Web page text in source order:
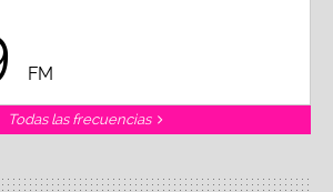
FM
Todas las frecuencias